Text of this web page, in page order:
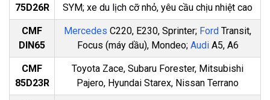
75D26R
SYM; xe du lịch cỡ nhỏ, yêu cầu chịu nhiệt cao
CMF
DIN65
Mercedes C220, E230, Sprinter; Ford Transit,
Focus (máy dầu), Mondeo; Audi A5, A6
CMF
85D23R
Toyota Zace, Subaru Forester, Mitsubishi
Pajero, Hyundai Starex, Nissan Terrano